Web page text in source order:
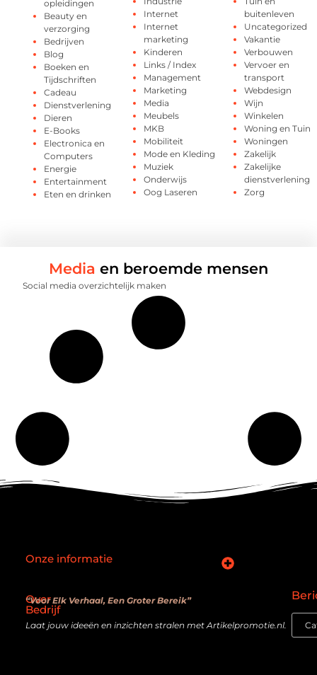
opleidingen
Beauty en
verzorging
Bedrijven
Blog
Boeken en
Tijdschriften
Cadeau
Dienstverlening
Dieren
E-Books
Electronica en
Computers
Energie
Entertainment
Eten en drinken
Internet
Internet
marketing
Kinderen
Links / Index
Management
Marketing
Media
Meubels
MKB
Mobiliteit
Mode en Kleding
Muziek
Onderwijs
Oog Laseren
buitenleven
Uncategorized
Vakantie
Verbouwen
Vervoer en
transport
Webdesign
Wijn
Winkelen
Woning en Tuin
Woningen
Zakelijk
Zakelijke
dienstverlening
Zorg
Media en beroemde mensen
Social media overzichtelijk maken
Over
Bedrijf
“Voor Elk Verhaal, Een Groter Bereik”
Laat jouw ideeën en inzichten stralen met Artikelpromotie.nl.
Onze informatie